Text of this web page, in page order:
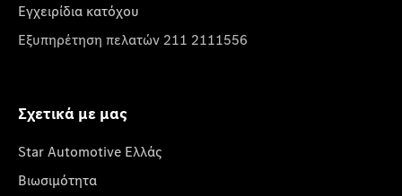
Εγχειρίδια κατόχου
Εξυπηρέτηση πελατών 211 2111556
Σχετικά με μας
Star Automotive Ελλάς
Βιωσιμότητα